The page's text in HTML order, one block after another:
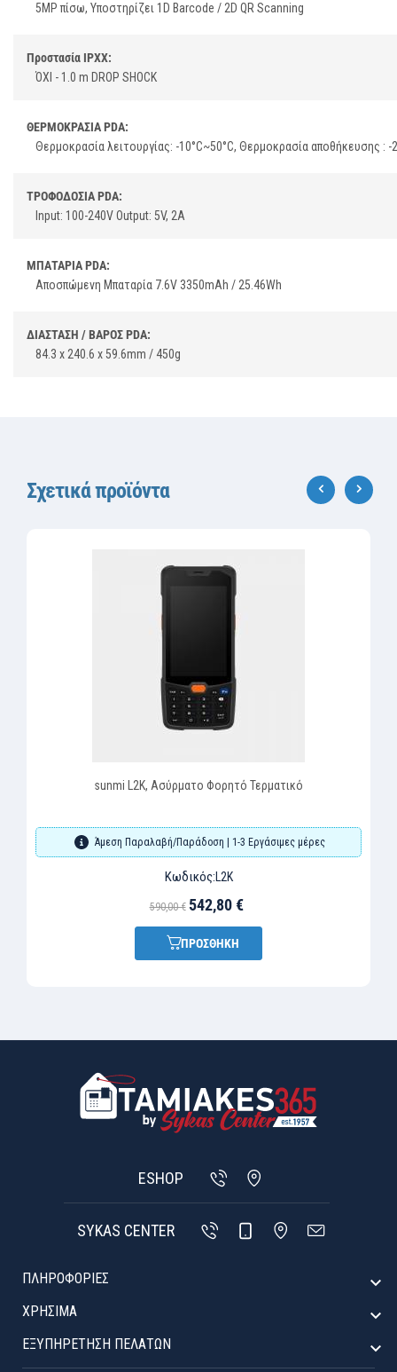
5MP πίσω, Υποστηρίζει 1D Barcode / 2D QR Scanning
Προστασία IPXX:
ΌΧΙ - 1.0 m DROP SHOCK
ΘΕΡΜΟΚΡΑΣΙΑ PDA:
Θερμοκρασία λειτουργίας: -10°C~50°C, Θερμοκρασία αποθήκευσης : -
ΤΡΟΦΟΔΟΣΙΑ PDA:
Input: 100-240V Output: 5V, 2A
ΜΠΑΤΑΡΙΑ PDA:
Αποσπώμενη Μπαταρία 7.6V 3350mAh / 25.46Wh
ΔΙΑΣΤΑΣΗ / ΒΑΡΟΣ PDA:
84.3 x 240.6 x 59.6mm / 450g
Σχετικά προϊόντα
Φορητό Τερματικό
| 1-3 Εργάσιμες μέρες
Φορητό Τερματικό Sunmi
Άμεση Παραλαβή/Παράδοση
ESHOP
SYKAS CENTER
ΠΛΗΡΟΦΟΡΙΕΣ 
ΧΡΉΣΙΜΑ 
ΕΞΥΠΗΡΈΤΗΣΗ ΠΕΛΑΤΏΝ 